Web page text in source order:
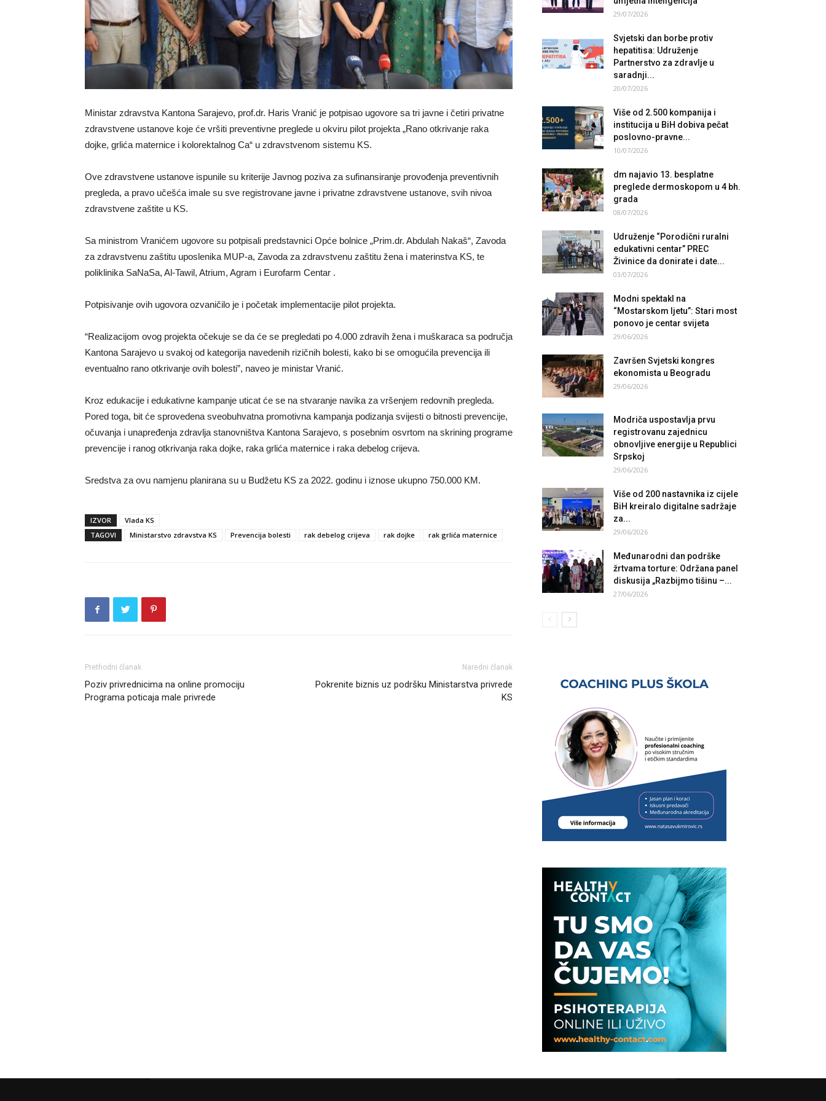
Ministar zdravstva Kantona Sarajevo, prof.dr. Haris Vranić je potpisao ugovore sa tri javne i četiri privatne
zdravstvene ustanove koje će vršiti preventivne preglede u okviru pilot projekta „Rano otkrivanje raka
dojke, grlića maternice i kolorektalnog Ca“ u zdravstvenom sistemu KS.
Ove zdravstvene ustanove ispunile su kriterije Javnog poziva za sufinansiranje provođenja preventivnih
pregleda, a pravo učešća imale su sve registrovane javne i privatne zdravstvene ustanove, svih nivoa
zdravstvene zaštite u KS.
Sa ministrom Vranićem ugovore su potpisali predstavnici Opće bolnice „Prim.dr. Abdulah Nakaš“, Zavoda
za zdravstvenu zaštitu uposlenika MUP-a, Zavoda za zdravstvenu zaštitu žena i materinstva KS, te
poliklinika SaNaSa, Al-Tawil, Atrium, Agram i Eurofarm Centar .
Potpisivanje ovih ugovora ozvaničilo je i početak implementacije pilot projekta.
“Realizacijom ovog projekta očekuje se da će se pregledati po 4.000 zdravih žena i muškaraca sa područja
Kantona Sarajevo u svakoj od kategorija navedenih rizičnih bolesti, kako bi se omogućila prevencija ili
eventualno rano otkrivanje ovih bolesti”, naveo je ministar Vranić.
Kroz edukacije i edukativne kampanje uticat će se na stvaranje navika za vršenjem redovnih pregleda.
Pored toga, bit će sprovedena sveobuhvatna promotivna kampanja podizanja svijesti o bitnosti prevencije,
očuvanja i unapređenja zdravlja stanovništva Kantona Sarajevo, s posebnim osvrtom na skrining programe
prevencije i ranog otkrivanja raka dojke, raka grlića maternice i raka debelog crijeva.
Sredstva za ovu namjenu planirana su u Budžetu KS za 2022. godinu i iznose ukupno 750.000 KM.
IZVOR
Vlada KS
TAGOVI
Ministarstvo zdravstva KS Prevencija bolesti rak debelog crijeva rak dojke rak grlića maternice
Prethodni članak
Poziv privrednicima na online promociju
Programa poticaja male privrede
Naredni članak
Pokrenite biznis uz podršku Ministarstva privrede
KS
29/07/2026
Svjetski dan borbe protiv
hepatitisa: Udruženje
Partnerstvo za zdravlje u
saradnji...
20/07/2026
Više od 2.500 kompanija i
institucija u BiH dobiva pečat
poslovno-pravne...
10/07/2026
dm najavio 13. besplatne
preglede dermoskopom u 4 bh.
grada
08/07/2026
Udruženje “Porodični ruralni
edukativni centar” PREC
Živinice da donirate i date...
03/07/2026
Modni spektakl na
“Mostarskom ljetu”: Stari most
ponovo je centar svijeta
29/06/2026
Završen Svjetski kongres
ekonomista u Beogradu
29/06/2026
Modriča uspostavlja prvu
registrovanu zajednicu
obnovljive energije u Republici
Srpskoj
29/06/2026
Više od 200 nastavnika iz cijele
BiH kreiralo digitalne sadržaje
za...
29/06/2026
Međunarodni dan podrške
žrtvama torture: Održana panel
diskusija „Razbijmo tišinu –...
27/06/2026